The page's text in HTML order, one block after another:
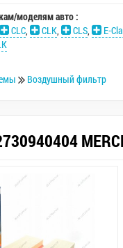
моделям авто :
CLC, CLK, CLS, E-
Воздушный фильтр